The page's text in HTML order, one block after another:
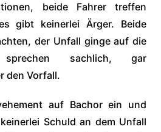
beide Fahrer treffen
gibt keinerlei Ärger. Beide
der Unfall ginge auf die
sachlich, gar
den Vorfall.
auf Bachor ein und
Schuld an dem Unfall